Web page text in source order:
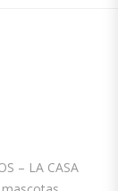
– LA CASA